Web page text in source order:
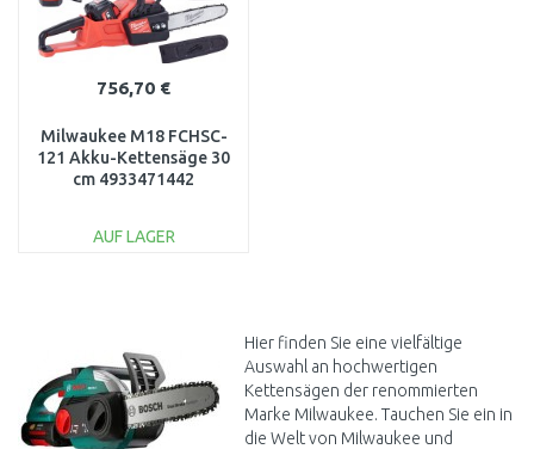
756,70 €
Milwaukee M18 FCHSC-
121 Akku-Kettensäge 30
cm 4933471442
AUF LAGER
Hier finden Sie eine vielfältige
Auswahl an hochwertigen
Kettensägen der renommierten
Marke Milwaukee. Tauchen Sie ein in
die Welt von Milwaukee und